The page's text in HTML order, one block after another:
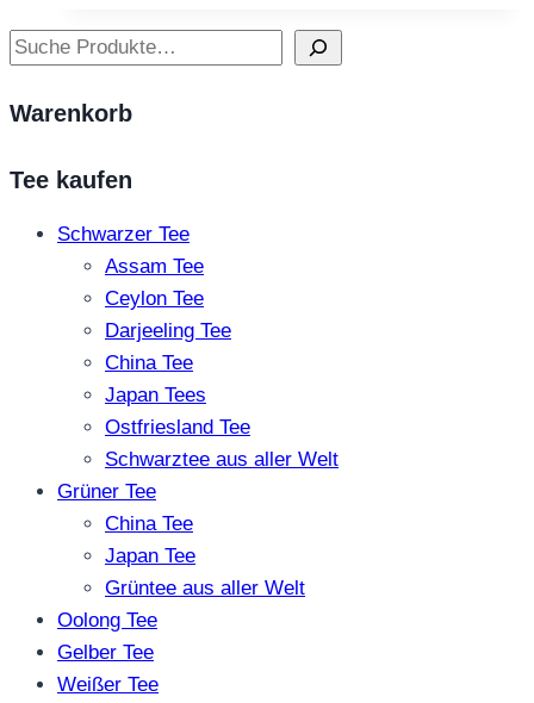
Suchen
Warenkorb
Tee kaufen
Schwarzer Tee
Assam Tee
Ceylon Tee
Darjeeling Tee
China Tee
Japan Tees
Ostfriesland Tee
Schwarztee aus aller Welt
Grüner Tee
China Tee
Japan Tee
Grüntee aus aller Welt
Oolong Tee
Gelber Tee
Weißer Tee